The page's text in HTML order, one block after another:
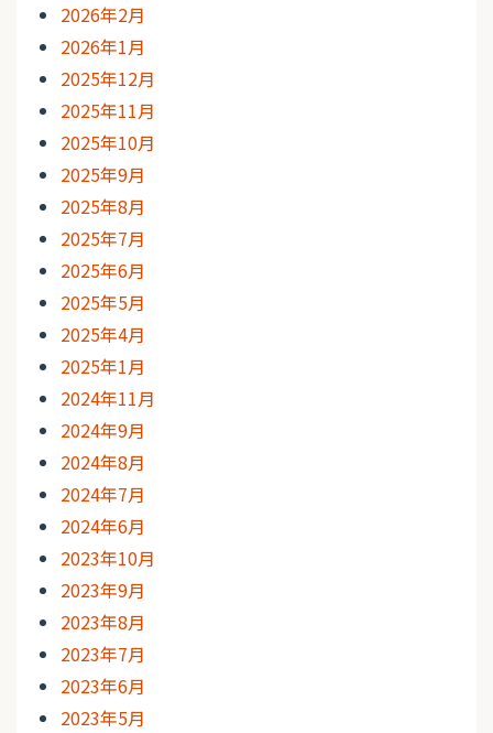
2026年2月
2026年1月
2025年12月
2025年11月
2025年10月
2025年9月
2025年8月
2025年7月
2025年6月
2025年5月
2025年4月
2025年1月
2024年11月
2024年9月
2024年8月
2024年7月
2024年6月
2023年10月
2023年9月
2023年8月
2023年7月
2023年6月
2023年5月